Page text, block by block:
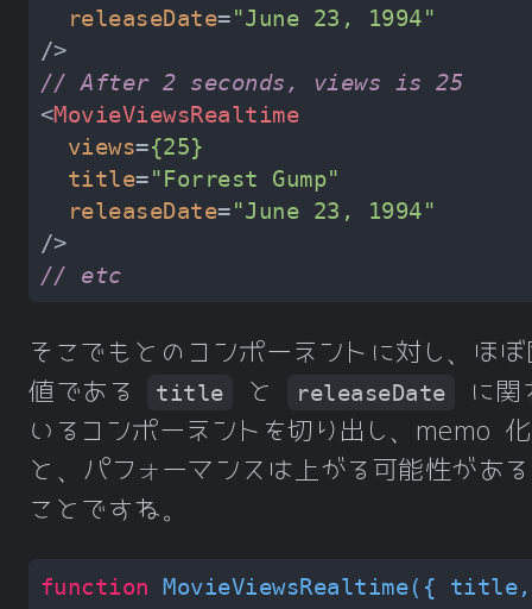
releaseDate="June 23, 1994"
/>
// After 2 seconds, views is 25
<MovieViewsRealtime
views={25}
title="Forrest Gump"
releaseDate="June 23, 1994"
/>
// etc
そこでもとのコンポーネントに対し、ほ
値である
title と releaseDate
に関
いるコンポーネントを切り出し、memo
と、パフォーマンスは上がる可能性があ
ことですね。
function MovieViewsRealtime( { title,